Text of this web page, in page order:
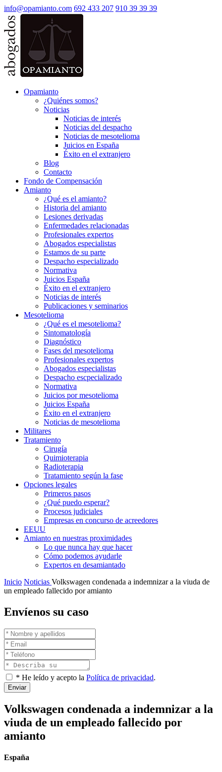
info@opamianto.com 692 433 207 910 39 39 39
Opamianto
¿Quiénes somos?
Noticias
Noticias de interés
Noticias del despacho
Noticias de mesotelioma
Juicios en España
Éxito en el extranjero
Blog
Contacto
Fondo de Compensación
Amianto
¿Qué es el amianto?
Historia del amianto
Lesiones derivadas
Enfermedades relacionadas
Profesionales expertos
Abogados especialistas
Estamos de su parte
Despacho especializado
Normativa
Juicios España
Éxito en el extranjero
Noticias de interés
Publicaciones y seminarios
Mesotelioma
¿Qué es el mesotelioma?
Sintomatología
Diagnóstico
Fases del mesotelioma
Profesionales expertos
Abogados especialistas
Despacho escpecializado
Normativa
Juicios por mesotelioma
Juicios España
Éxito en el extranjero
Noticias de mesotelioma
Militares
Tratamiento
Cirugía
Quimioterapia
Radioterapia
Tratamiento según la fase
Opciones legales
Primeros pasos
¿Qué puedo esperar?
Procesos judiciales
Empresas en concurso de acreedores
EEUU
Amianto en nuestras proximidades
Lo que nunca hay que hacer
Cómo podemos ayudarle
Expertos en desamiantado
Inicio Noticias Volkswagen condenada a indemnizar a la viuda de
un empleado fallecido por amianto
Envíenos su caso
* He leído y acepto la Política de privacidad.
Enviar
Volkswagen condenada a indemnizar a la
viuda de un empleado fallecido por
amianto
España